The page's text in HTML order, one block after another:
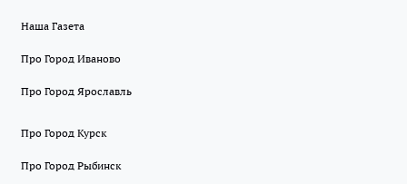
Наша Газета
Про Город Иваново
Про Город Ярославль
Про Город Курск
Про Город Рыбинск